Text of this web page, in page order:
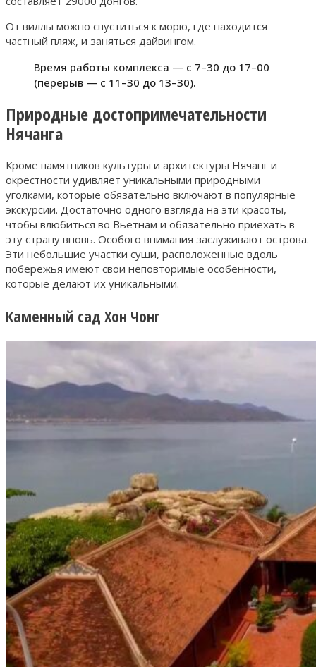
От виллы можно спуститься к морю, где находится
частный пляж, и заняться дайвингом.
Время работы комплекса — с 7–30 до 17–00
(перерыв — с 11–30 до 13–30).
Природные достопримечательности
Нячанга
Кроме памятников культуры и архитектуры Нячанг и
окрестности удивляет уникальными природными
уголками, которые обязательно включают в популярные
экскурсии. Достаточно одного взгляда на эти красоты,
чтобы влюбиться во Вьетнам и обязательно приехать в
эту страну вновь. Особого внимания заслуживают острова.
Эти небольшие участки суши, расположенные вдоль
побережья имеют свои неповторимые особенности,
которые делают их уникальными.
Каменный сад Хон Чонг